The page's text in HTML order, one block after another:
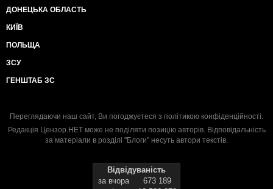
ДОНЕЦЬКА ОБЛАСТЬ
КИЇВ
ПОЛЬЩА
ЗСУ
ГЕНШТАБ ЗС
Переглядаючи наш сайт, Ви погоджуєтеся з політикою конфіденційності.
Редакція Цензор.НЕТ може не поділяти позицію авторів. Відповідальність
за матеріали в розділі "Блоги" несуть автори текстів.
Відвідуваність
за вчора
673 189